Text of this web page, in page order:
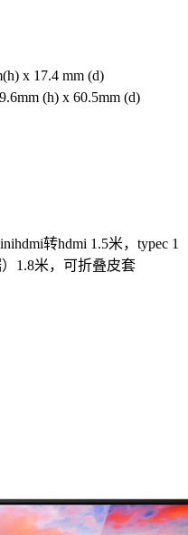
x 17.4 mm (d)
(h) x 60.5mm (d)
转hdmi 1.5米，typec 1
1.8米，可折叠皮套